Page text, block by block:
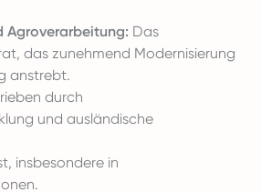
Agroverarbeitung: Das
das zunehmend Modernisierung
anstrebt.
durch
und ausländische
insbesondere in